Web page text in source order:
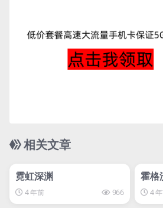
相关文章
霓虹深渊
4 年前 966
霍
4